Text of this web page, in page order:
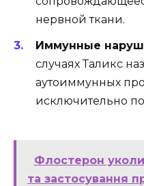
нервной ткани.
Иммунные
случаях Таликс
аутоиммунных
исключительно
Флостерон уколи
та застосування